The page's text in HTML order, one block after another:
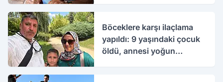
Böceklere karşı ilaçlama
yapıldı: 9 yaşındaki çocuk
öldü, annesi yoğun